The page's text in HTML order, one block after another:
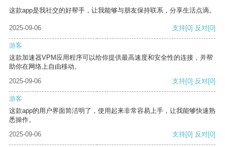
这款app是我社交的好帮手，让我能够与朋友保持联系，分享生活点滴。
2025-09-06 支持[0] 反对[0]
游客
这款加速器VPM应用程序可以给你提供最高速度和安全性的连接，并帮
助你在网络上自由移动。
2025-09-06
支持[0] 反对[0]
游客
这款app的用户界面简洁明了，使用起来非常容易上手，让我能够快速熟
悉操作。
2025-09-06
支持[0] 反对[0]